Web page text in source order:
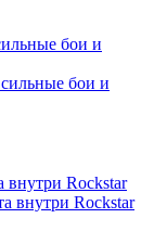
бои и
бои и
внутри Rockstar
внутри Rockstar